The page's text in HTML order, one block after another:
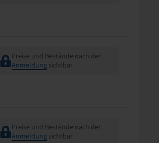
Preise und Bestände nach der
Anmeldungsichtbar.
Preise und Bestände nach der
Anmeldungsichtbar.